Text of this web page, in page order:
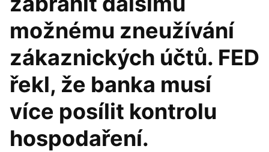
možnému zneužívání
zákaznických účtů. FED
řekl, že banka musí
více posílit kontrolu
hospodaření.